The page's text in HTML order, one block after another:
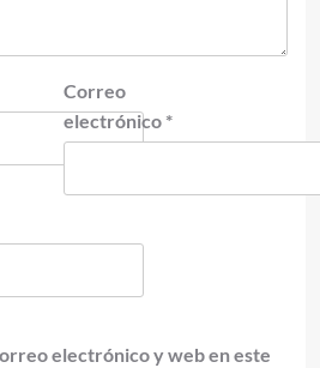
Correo
electrónico *
electrónico y web en este